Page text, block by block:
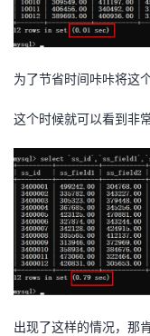
为了节省时间咔咔将这
这个时候就可以看到非
出现了这样的情况，那